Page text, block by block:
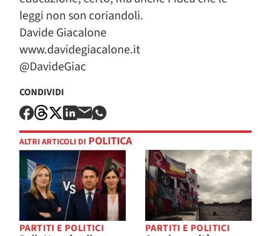
leggi non son coriandoli.
Davide Giacalone
www.davidegiacalone.it
@DavideGiac
CONDIVIDI
ALTRI ARTICOLI DI POLITICA
PARTITI E POLITICI PARTITI E POLITICI